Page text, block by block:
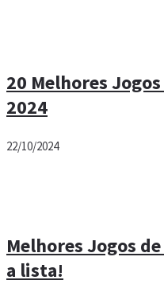
10 Melhores
para Você!
16/04/2025
20 Melhores
2024